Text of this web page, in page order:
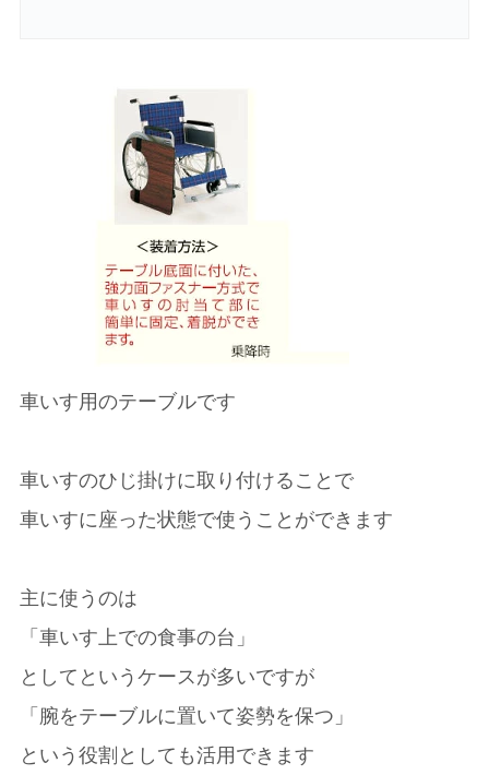
車いす用のテーブルです
車いすのひじ掛けに取り付けることで
車いすに座った状態で使うことができます
主に使うのは
「車いす上での食事の台」
としてというケースが多いですが
「腕をテーブルに置いて姿勢を保つ」
という役割としても活用できます